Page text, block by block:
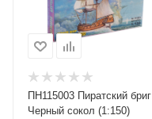
ПН115003 Пиратский бриг
Черный сокол (1:150)